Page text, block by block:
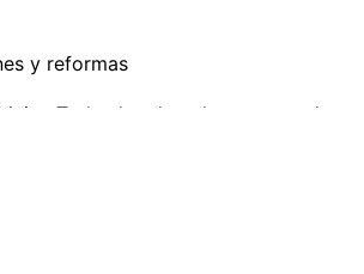
y reformas
los derechos reservados